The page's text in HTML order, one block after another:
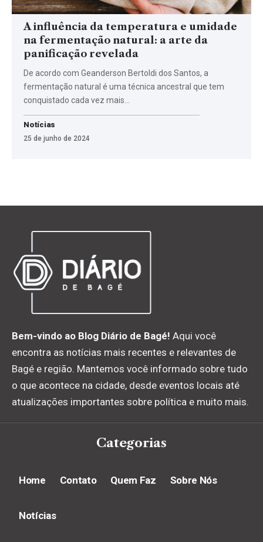
A influência da temperatura e umidade
na fermentação natural: a arte da
panificação revelada
De acordo com Geanderson Bertoldi dos Santos, a
fermentação natural é uma técnica ancestral que tem
conquistado cada vez mais…
Notícias
25 de junho de 2024
Bem-vindo ao Blog Diário de Bagé! Aqui você
encontra as notícias mais recentes e relevantes de
Bagé e região. Mantemos você informado sobre tudo
o que acontece na cidade, desde eventos locais até
atualizações importantes sobre política e muito mais.
Categorias
Home Contato Quem Faz Sobre Nós
Notícias